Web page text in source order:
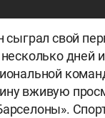
сыграл свой
дней
вживую